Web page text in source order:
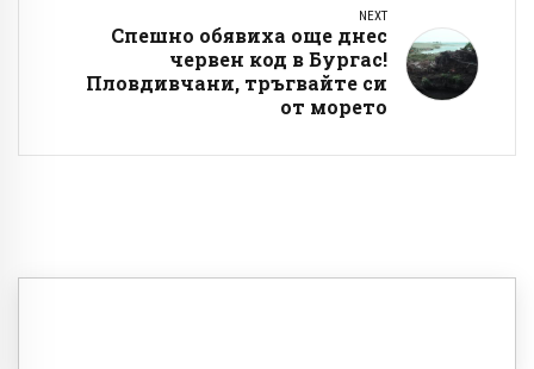
NEXT
Спешно обявиха още днес
червен код в Бургас!
Пловдивчани, тръгвайте си
от морето